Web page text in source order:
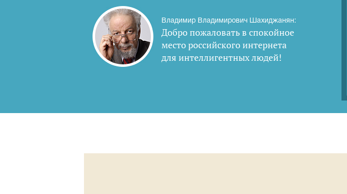
Владимир Владимирович Шахиджанян:
Добро пожаловать в спокойное
место российского интернета
для интеллигентных людей!